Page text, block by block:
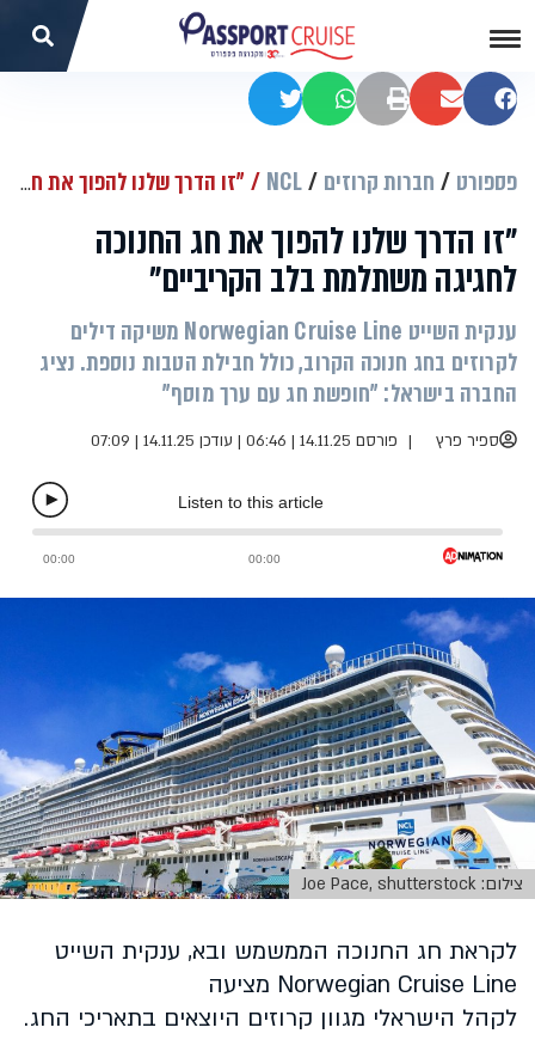
שתפו בפייסבוק
שתפו במיילהדפסהשתפו בוואטסאפשתפו בטוויטר
פספורט חברות קרוזים NCL "זו הדרך שלנו להפוך את חג החנוכה לחגיגה משתלמת בלב הקריביים"
"זו הדרך שלנו להפוך את חג החנוכה
לחגיגה משתלמת בלב הקריביים"
ענקית השייט Norwegian Cruise Line משיקה דילים
לקרוזים בחג חנוכה הקרוב, כולל חבילת הטבות נוספת. נציג
החברה בישראל: "חופשת חג עם ערך מוסף"
ספיר פרץ פורסם 14.11.25 | 06:46 | עודכן 14.11.25 | 07:09
צילום: Joe Pace, shutterstock
לקראת חג החנוכה הממשמש ובא, ענקית השייט
Norwegian Cruise Line מציעה
לקהל הישראלי מגוון קרוזים היוצאים בתאריכי החג.